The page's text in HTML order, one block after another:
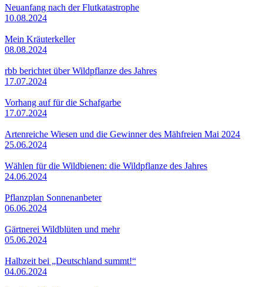
Neuanfang nach der Flutkatastrophe
10.08.2024
Mein Kräuterkeller
08.08.2024
rbb berichtet über Wildpflanze des Jahres
17.07.2024
Vorhang auf für die Schafgarbe
17.07.2024
Artenreiche Wiesen und die Gewinner des Mähfreien Mai 2024
25.06.2024
Wählen für die Wildbienen: die Wildpflanze des Jahres
24.06.2024
Pflanzplan Sonnenanbeter
06.06.2024
Gärtnerei Wildblüten und mehr
05.06.2024
Halbzeit bei „Deutschland summt!“
04.06.2024